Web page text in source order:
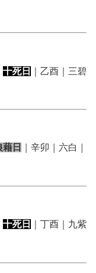
十死日
｜乙酉｜三碧
藉日
｜辛卯｜六白｜
十死日
｜丁酉｜九紫